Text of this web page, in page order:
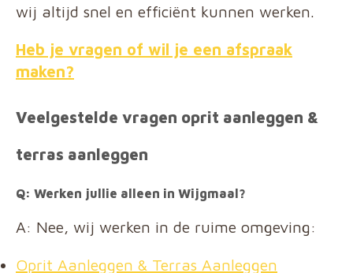
wij altijd snel en efficiënt kunnen werken.
Heb je vragen of wil je een afspraak
maken?
Veelgestelde vragen oprit aanleggen &
terras aanleggen
Q: Werken jullie alleen in Wijgmaal?
A: Nee, wij werken in de ruime omgeving:
Oprit Aanleggen & Terras Aanleggen